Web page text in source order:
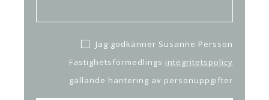
Jag godkänner Susanne Persson
Fastighetsförmedlings integritetspolicy
gällande hantering av personuppgifter